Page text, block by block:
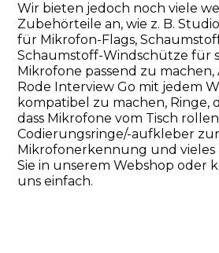
Wir bieten jedoch noch viele
Zubehörteile an, wie z. B.
für Mikrofon-Flags,
Schaumstoff-Windschütze für
Mikrofone passend zu
Rode Interview Go mit jedem
kompatibel zu machen, Ringe,
dass Mikrofone vom Tisch
Codierungsringe/-aufkleber zur
Mikrofonerkennung und vieles
Sie in unserem Webshop oder
uns einfach.